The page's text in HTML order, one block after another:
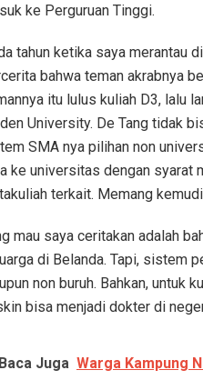
ke Perguruan Tinggi.
tahun ketika saya merantau
bahwa teman akrabnya
itu lulus kuliah D3, lalu
University. De Tang tidak
SMA nya pilihan non
ke universitas dengan syarat
terkait. Memang
mau saya ceritakan adalah
di Belanda. Tapi, sistem
non buruh. Bahkan, untuk
bisa menjadi dokter di
Baca Juga Warga Kampung